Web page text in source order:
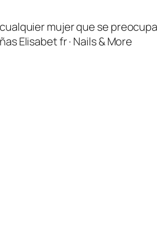
mujer que se
Elisabet fr · Nails & More